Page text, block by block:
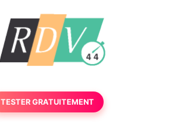
TESTER GRATUITEMENT